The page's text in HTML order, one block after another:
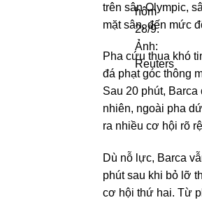
trên sân Olympic,
mặt sân, đến mức
Pha cứu thua khó
đá phạt góc thông
Sau 20 phút,
nhiên, ngoài pha
ra nhiều cơ hội rõ
Dù nỗ lực, Barca
phút sau khi bỏ lỡ
cơ hội thứ hai. Từ